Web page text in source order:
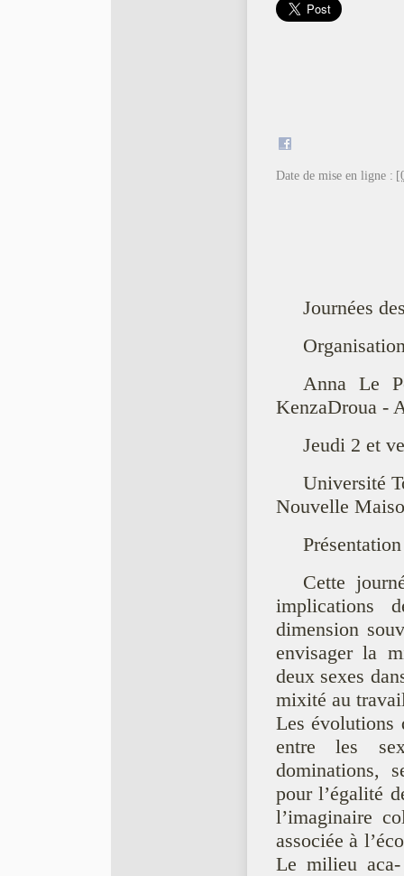
Date de mise en ligne :
Journées
Anna Le
KenzaDroua -
Jeudi 2 et
Université
Nouvelle
Cette
implications
dimension
envisager la
deux sexes
mixité au
Les évolutions
entre les
dominations,
pour l’égalité
l’imaginaire
associée à
Le milieu aca-